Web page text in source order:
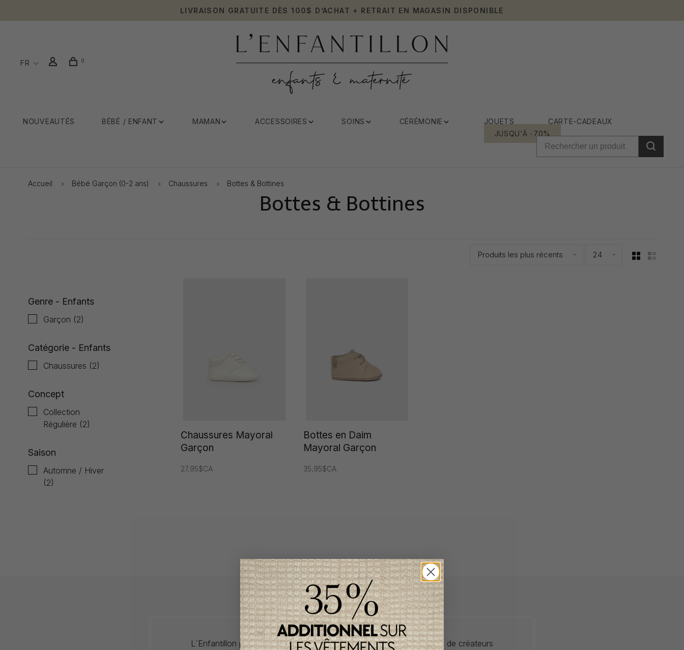
LIVRAISON GRATUITE DÈS 100$ D’ACHAT + RETRAIT EN MAGASIN DISPONIBLE
FR 0
NOUVEAUTÉS BÉBÉ / ENFANT MAMAN ACCESSOIRES SOINS CÉRÉMONIE JOUETS
CARTE-CADEAUX
JUSQU'À -70%
Accueil Bébé Garçon (0-2 ans) Chaussures Bottes & Bottines
Bottes & Bottines
Produits les plus récents 24
Genre - Enfants
Garçon (2)
Catégorie - Enfants
Chaussures (2)
Concept
Collection
Régulière (2)
Saison
Automne / Hiver
(2)
Chaussures Mayoral
Garçon
27,95$CA
Bottes en Daim
Mayoral Garçon
35,95$CA
L`Enfantillon propose des collections pour de vêtements pour bébés de créateurs